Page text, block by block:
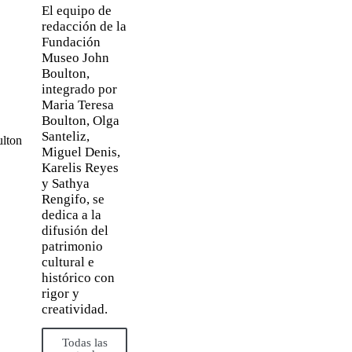
El equipo de
redacción de la
Fundación
Museo John
Boulton,
integrado por
Maria Teresa
Boulton, Olga
Santeliz,
Miguel Denis,
Karelis Reyes
y Sathya
Rengifo, se
dedica a la
difusión del
patrimonio
cultural e
histórico con
rigor y
creatividad.
Todas las